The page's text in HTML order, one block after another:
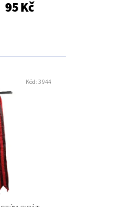
95 Kč
Kód:3944